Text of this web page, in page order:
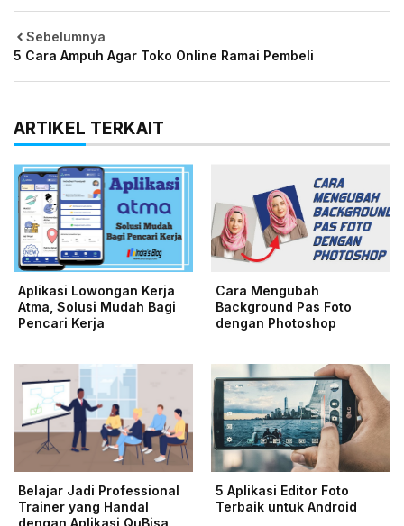
Sebelumnya
5 Cara Ampuh Agar Toko Online Ramai Pembeli
ARTIKEL TERKAIT
Aplikasi Lowongan Kerja
Atma, Solusi Mudah Bagi
Pencari Kerja
Cara Mengubah
Background Pas Foto
dengan Photoshop
Belajar Jadi Professional
Trainer yang Handal
dengan Aplikasi QuBisa
5 Aplikasi Editor Foto
Terbaik untuk Android